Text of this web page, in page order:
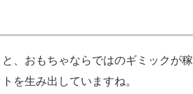
、おもちゃならではのギミックが稼
を生み出していますね。